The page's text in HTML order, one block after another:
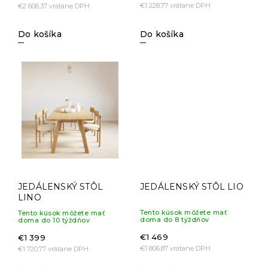
€2 606,37 vrátane DPH
Do košíka
€1 228,77 vrátane DPH
Do košíka
JEDÁLENSKÝ STÔL
LINO
Tento kúsok môžete mať
doma do 10 týždňov
€1 720,77 vrátane DPH
€1 399
JEDÁLENSKÝ STÔL LIO
Tento kúsok môžete mať
doma do 8 týždňov
€1 806,87 vrátane DPH
€1 469